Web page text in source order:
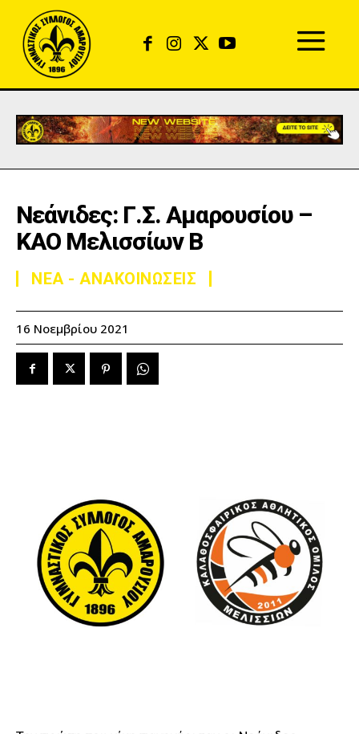
Nεάνιδες: Γ.Σ. Αμαρουσίου –
ΚΑΟ Μελισσίων Β
ΝΕΑ - ΑΝΑΚΟΙΝΩΣΕΙΣ
16 Νοεμβρίου 2021